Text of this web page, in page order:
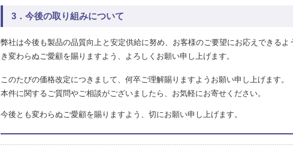
3．今後の取り組みについて
弊社は今後も製品の品質向上と安定供給に努め、お客様のご要望にお応えできる
き変わらぬご愛顧を賜りますよう、よろしくお願い申し上げます。
このたびの価格改定につきまして、何卒ご理解賜りますようお願い申し上げます。
本件に関するご質問やご相談がございましたら、お気軽にお寄せください。
今後とも変わらぬご愛顧を賜りますよう、切にお願い申し上げます。